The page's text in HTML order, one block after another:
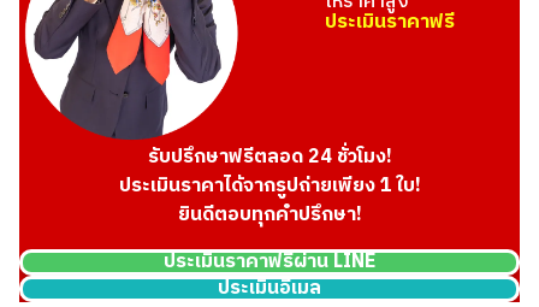
ประเมินราคาฟรี
รับปรึกษาฟรีตลอด 24 ชั่วโมง!
ประเมินราคาได้จากรูปถ่ายเพียง 1 ใบ!
ยินดีตอบทุกคำปรึกษา!
ประเมินราคาฟรีผ่าน LINE
ประเมินอีเมล